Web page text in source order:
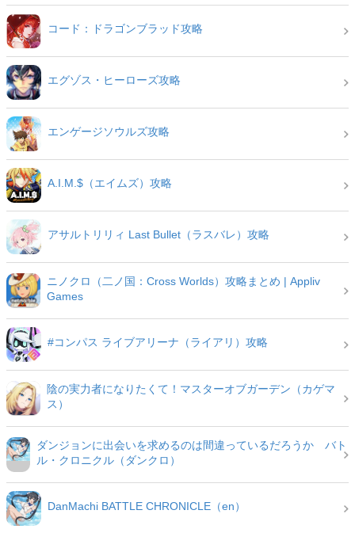
コード：ドラゴンブラッド攻略
エグゾス・ヒーローズ攻略
エンゲージソウルズ攻略
A.I.M.$（エイムズ）攻略
アサルトリリィ Last Bullet（ラスバレ）攻略
ニノクロ（二ノ国：Cross Worlds）攻略まとめ | Appliv
Games
#コンパス ライブアリーナ（ライアリ）攻略
陰の実力者になりたくて！マスターオブガーデン（カゲマ
ス）
ダンジョンに出会いを求めるのは間違っているだろうか バト
ル・クロニクル（ダンクロ）
DanMachi BATTLE CHRONICLE（en）